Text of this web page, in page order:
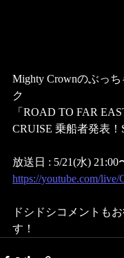
Mighty Crownのぶっ
ク
「ROAD TO FAR
CRUISE 乗船者発表！
放送日 : 5/21(水) 21:00
https://youtube.com/
ドシドシコメントも
す！